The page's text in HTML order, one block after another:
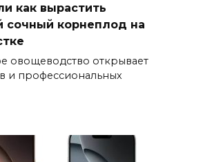
как вырастить
сочный корнеплод на
овощеводство открывает
и профессиональных